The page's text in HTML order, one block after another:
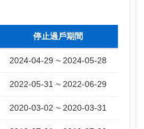
停止過戶期間
2024-04-29 ~ 2024-05-28
2022-05-31 ~ 2022-06-29
2020-03-02 ~ 2020-03-31